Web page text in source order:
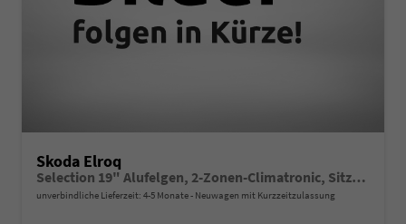
Skoda Elroq
Selection 19" Alufelgen, 2-Zonen-Climatronic, Sitzheizung, KESSY Full, Parksensoren vorn/hinten, Rückfahrkamera, SunSet, Infotainment 13" + NAVIGATION, Beheizbares M-Lederlenkrad, Alarm, Dachreling
unverbindliche Lieferzeit: 4-5 Monate Neuwagen mit Kurzzeitzulassung